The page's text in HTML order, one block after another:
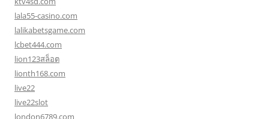
lala55-casino.com
lalikabetsgame.com
lcbet444.com
lion123สล็อต
lionth168.com
live22
live22slot
london6789.com